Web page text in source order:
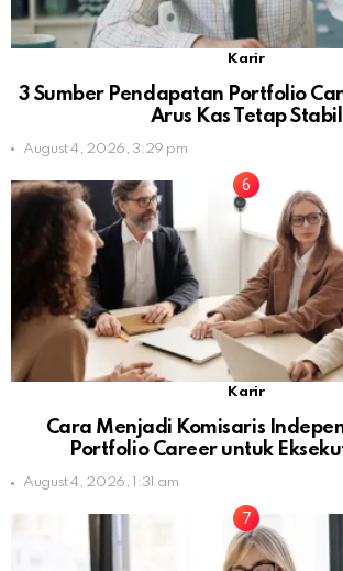
Karir
3 Sumber Pendapatan Portfolio
Arus Kas Tetap Stabil
August 4, 2026, 3:29 pm
Karir
Cara Menjadi Komisaris
Portfolio Career untuk
August 4, 2026, 1:31 am